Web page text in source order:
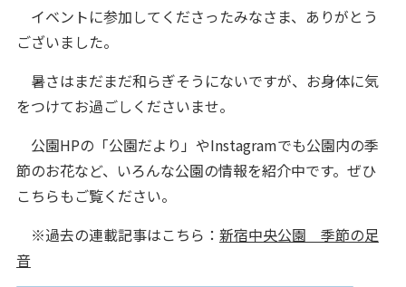
イベントに参加してくださったみなさま、ありがとう
ございました。
暑さはまだまだ和らぎそうにないですが、お身体に気
をつけてお過ごしくださいませ。
公園HPの「公園だより」やInstagramでも公園内の季
節のお花など、いろんな公園の情報を紹介中です。ぜひ
こちらもご覧ください。
※過去の連載記事はこちら： 新宿中央公園 季節の足
音